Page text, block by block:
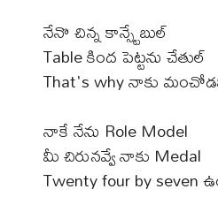
నేనొ చిన్న కాన్స్టేబుల్
Table కింద పెట్టను చేతుల్
That's why నాకు
నాకే నేను Role Model
మీ చిరునవ్వే నాకు Medal
Twenty four by seven